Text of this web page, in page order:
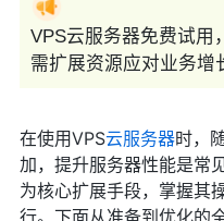
VPS云服务器免费试用
需扩展资源应对业务增
在使用VPS云服务器时，
加，提升服务器性能是常
为核心扩展手段，掌握其